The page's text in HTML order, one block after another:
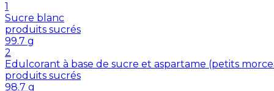
1
Sucre blanc
produits sucrés
99.7 g
2
Edulcorant à base de sucre et aspartame (petits
produits sucrés
98.7 g